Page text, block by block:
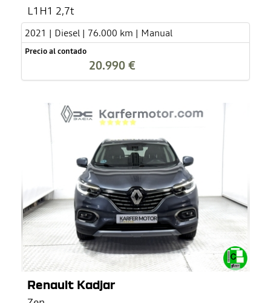
L1H1 2,7t
2021 | Diesel | 76.000 km | Manual
Precio al contado
20.990 €
Renault Kadjar